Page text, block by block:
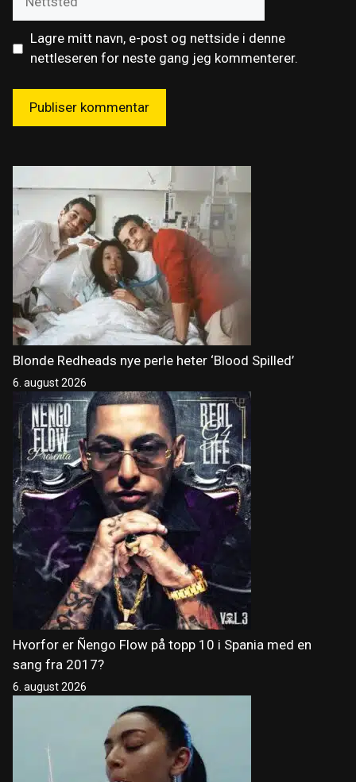
Lagre mitt navn, e-post og nettside i denne
nettleseren for neste gang jeg kommenterer.
Blonde Redheads nye perle heter ‘Blood Spilled’
6. august 2026
Hvorfor er Ñengo Flow på topp 10 i Spania med en
sang fra 2017?
6. august 2026